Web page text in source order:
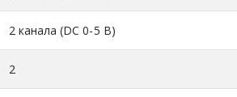
2 канала (DC 0-5 В)
2